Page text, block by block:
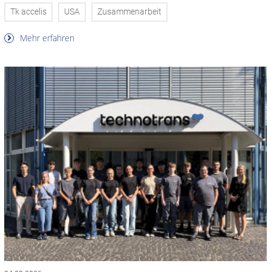
Tk accelis USA Zusammenarbeit
Mehr erfahren